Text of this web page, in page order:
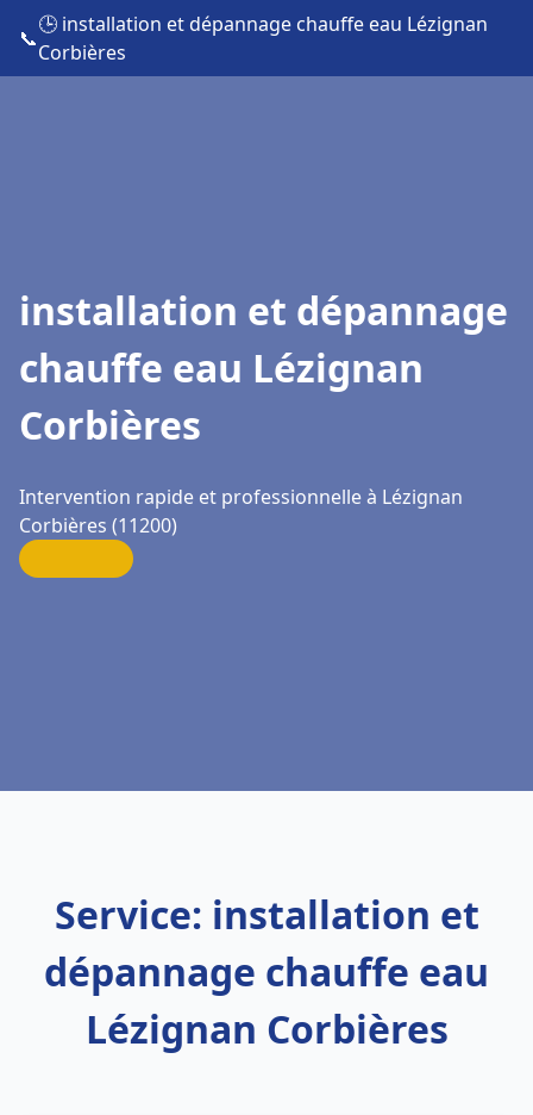
📞
🕒 installation et dépannage chauffe eau Lézignan
Corbières
installation et dépannage
chauffe eau Lézignan
Corbières
Intervention rapide et professionnelle à Lézignan
Corbières (11200)
Service: installation et
dépannage chauffe eau
Lézignan Corbières